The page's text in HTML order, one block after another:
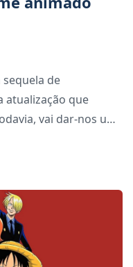
sequela de
atualização que
vai dar-nos um